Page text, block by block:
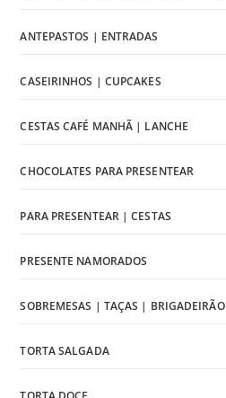
ANTEPASTOS | ENTRADAS
CASEIRINHOS | CUPCAKES
CESTAS CAFÉ MANHÃ | LANCHE
CHOCOLATES PARA PRESENTEAR
PARA PRESENTEAR | CESTAS
PRESENTE NAMORADOS
SOBREMESAS | TAÇAS | BRIGADEIRÃO
TORTA SALGADA